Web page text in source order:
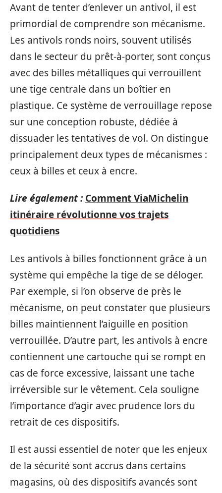
Avant de tenter d’enlever un antivol, il est
primordial de comprendre son mécanisme.
Les antivols ronds noirs, souvent utilisés
dans le secteur du prêt-à-porter, sont conçus
avec des billes métalliques qui verrouillent
une tige centrale dans un boîtier en
plastique. Ce système de verrouillage repose
sur une conception robuste, dédiée à
dissuader les tentatives de vol. On distingue
principalement deux types de mécanismes :
ceux à billes et ceux à encre.
Lire également : Comment ViaMichelin
itinéraire révolutionne vos trajets
quotidiens
Les antivols à billes fonctionnent grâce à un
système qui empêche la tige de se déloger.
Par exemple, si l’on observe de près le
mécanisme, on peut constater que plusieurs
billes maintiennent l’aiguille en position
verrouillée. D’autre part, les antivols à encre
contiennent une cartouche qui se rompt en
cas de force excessive, laissant une tache
irréversible sur le vêtement. Cela souligne
l’importance d’agir avec prudence lors du
retrait de ces dispositifs.
Il est aussi essentiel de noter que les enjeux
de la sécurité sont accrus dans certains
magasins, où des dispositifs avancés sont